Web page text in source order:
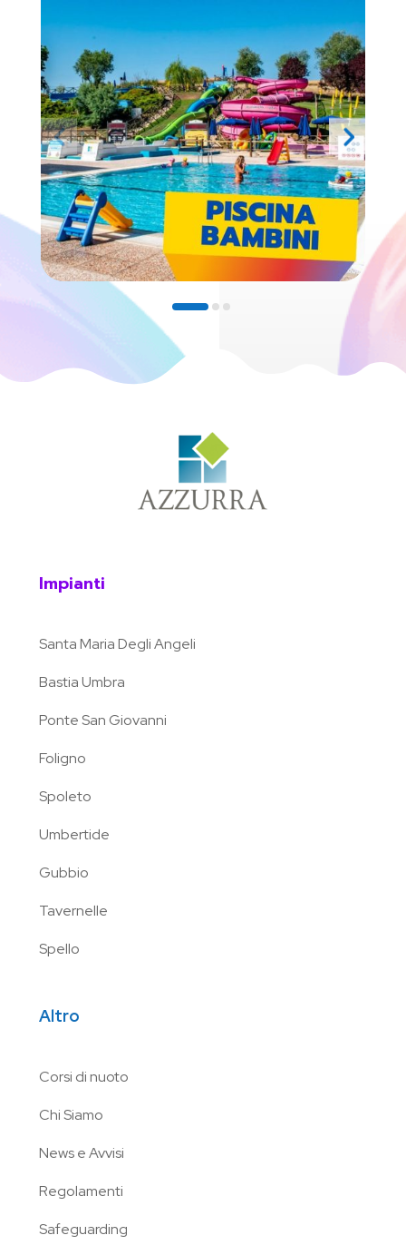
Impianti
Santa Maria Degli Angeli
Bastia Umbra
Ponte San Giovanni
Foligno
Spoleto
Umbertide
Gubbio
Tavernelle
Spello
Altro
Corsi di nuoto
Chi Siamo
News e Avvisi
Regolamenti
Safeguarding